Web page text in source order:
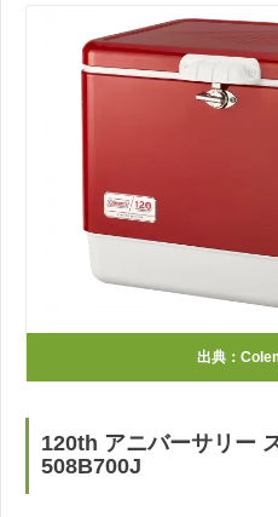
出典：
120th アニバーサリー
508B700J